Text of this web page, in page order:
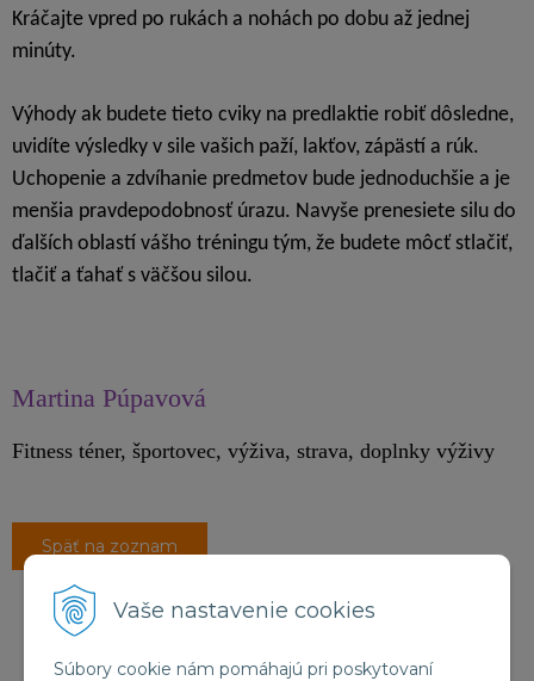
Vaše nastavenie cookies
Súbory cookie nám pomáhajú pri poskytovaní
Kráčajte vpred po rukách a nohách po dobu až jednej
minúty.
Výhody ak budete tieto cviky na predlaktie robiť dôsledne,
uvidíte výsledky v sile vašich paží, lakťov, zápästí a rúk.
Uchopenie a zdvíhanie predmetov bude jednoduchšie a je
menšia pravdepodobnosť úrazu. Navyše prenesiete silu do
ďalších oblastí vášho tréningu tým, že budete môcť stlačiť,
tlačiť a ťahať s väčšou silou.
Martina Púpavová
Fitness téner, športovec, výživa, strava, doplnky výživy
Späť na zoznam
+421 905 812 095